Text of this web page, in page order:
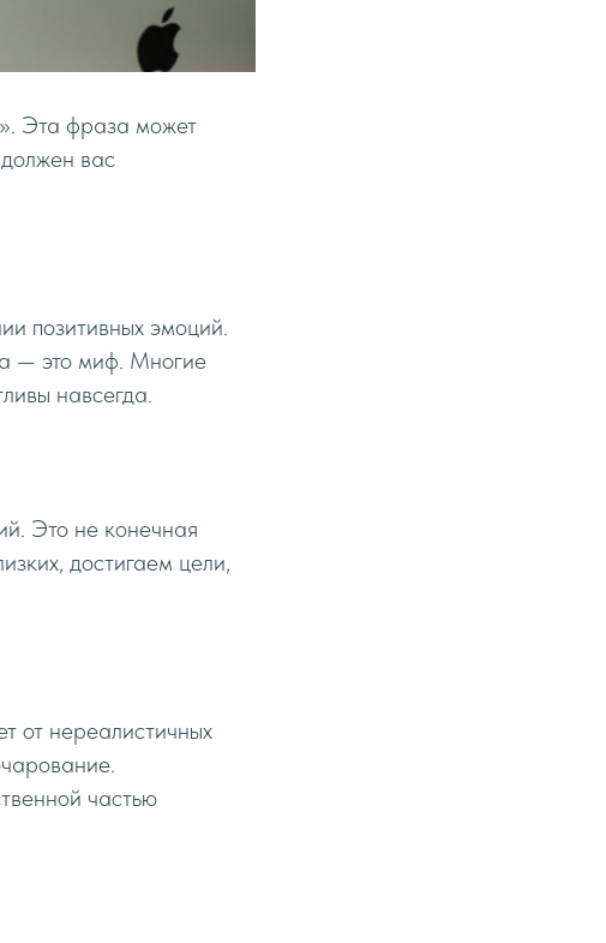
Эта фраза может
вас
позитивных эмоций.
— это миф. Многие
навсегда.
Это не конечная
достигаем цели,
от нереалистичных
частью